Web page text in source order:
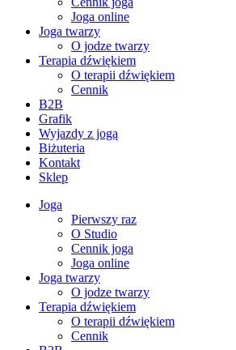
Joga online
Joga twarzy
O jodze twarzy
Terapia dźwiękiem
O terapii dźwiękiem
Cennik
B2B
Grafik
Wyjazdy z jogą
Biżuteria
Kontakt
Sklep
Joga
Pierwszy raz
O Studio
Cennik joga
Joga online
Joga twarzy
O jodze twarzy
Terapia dźwiękiem
O terapii dźwiękiem
Cennik